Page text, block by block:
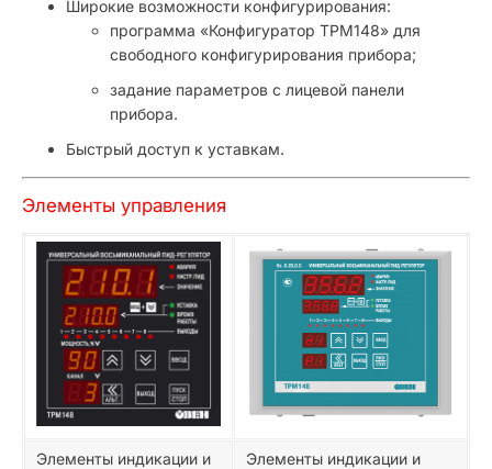
Широкие возможности конфигурирования:
программа «Конфигуратор ТРМ148» для
свободного конфигурирования прибора;
задание параметров с лицевой панели
прибора.
Быстрый доступ к уставкам.
Элементы управления
Элементы индикации и
Элементы индикации и